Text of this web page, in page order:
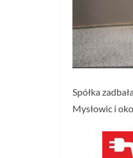
Spółka
Mysłowic i